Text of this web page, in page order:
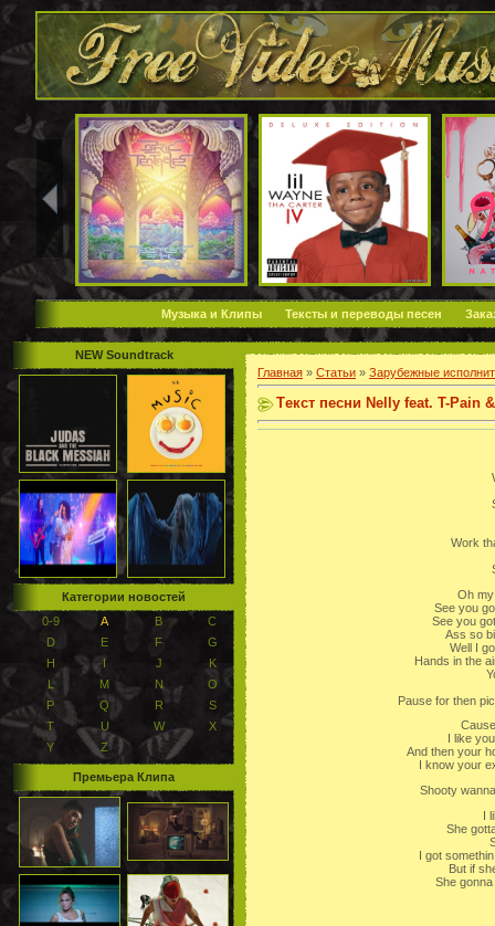
Музыка и Клипы Тексты и переводы песен
NEW Soundtrack
Категории новостей
0-9
A B
C
D
E F
G
H
I J
K
L
M N
O
P
Q R
S
T
U W
X
Y
Z
Премьера Клипа
Главная » Статьи » Зарубежные
Tекст песни Nelly feat. T-Pain
Work
Oh
See you
See you
Ass so
Well I
Hands in the
Pause for then
I like
And then your
I know your
Shooty
I
She
I got
But if
She